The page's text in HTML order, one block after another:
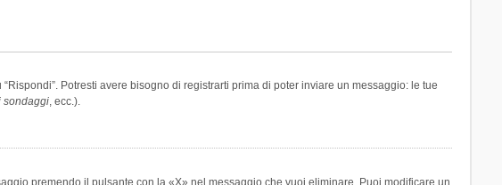
Potresti avere bisogno di registrarti prima di poter inviare un messaggio: le tue
sondaggi, ecc.).
premendo il pulsante con la «X» nel messaggio che vuoi eliminare. Puoi modificare un